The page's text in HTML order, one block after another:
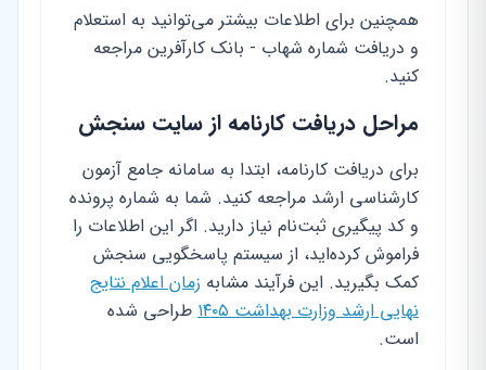
همچنین برای اطلاعات بیشتر می‌توانید به استعلام
و دریافت شماره شهاب - بانک کارآفرین مراجعه
کنید.
مراحل دریافت کارنامه از سایت سنجش
برای دریافت کارنامه، ابتدا به سامانه جامع آزمون
کارشناسی ارشد مراجعه کنید. شما به شماره پرونده
و کد پیگیری ثبت‌نام نیاز دارید. اگر این اطلاعات را
فراموش کرده‌اید، از سیستم پاسخگویی سنجش
کمک بگیرید. این فرآیند مشابه زمان اعلام نتایج
نهایی ارشد وزارت بهداشت ۱۴۰۵
طراحی شده
است.